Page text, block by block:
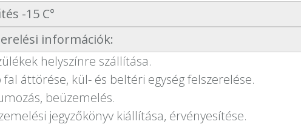
-15 C°
információk:
helyszínre szállítása.
fal áttörése, kül- és beltéri egység felszerelése.
beüzemelés.
jegyzőkönyv kiállítása, érvényesítése.